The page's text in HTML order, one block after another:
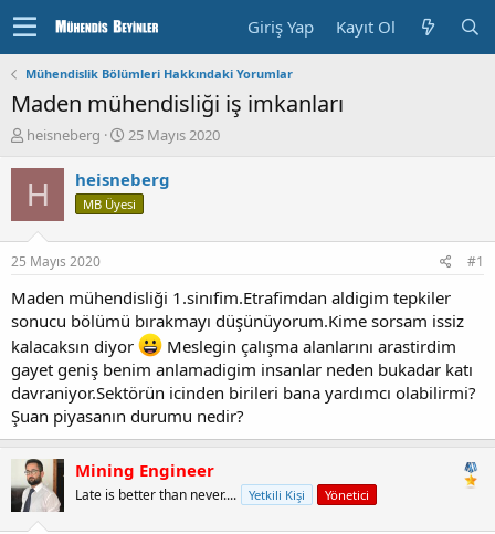
Giriş Yap Kayıt Ol
Mühendislik Bölümleri Hakkındaki Yorumlar
Maden mühendisliği iş imkanları
K
n
u
b
a
ş
a
t
a
n
heisneberg
B
ş
l
a
ç
T
a
r
i
h
25 Mayıs 2020
H heisneberg
MB Üyesi
25 Mayıs 2020 #1
Maden mühendisliği 1.sinıfim.Etrafimdan aldigim tepkiler
sonucu bölümü bırakmayı düşünüyorum.Kime sorsam issiz
kalacaksın diyor
Meslegin çalışma alanlarını arastirdim
gayet geniş benim anlamadigim insanlar neden bukadar katı
davraniyor.Sektörün icinden birileri bana yardımcı olabilirmi?
Şuan piyasanın durumu nedir?
Mining Engineer
Late is better than never.... Yetkili Kişi Yönetici